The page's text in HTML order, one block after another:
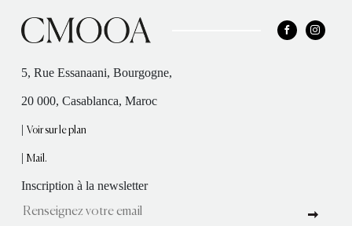
5, Rue Essanaani, Bourgogne,
20 000, Casablanca, Maroc
|Voir sur le plan
|Mail.
Inscription à la newsletter